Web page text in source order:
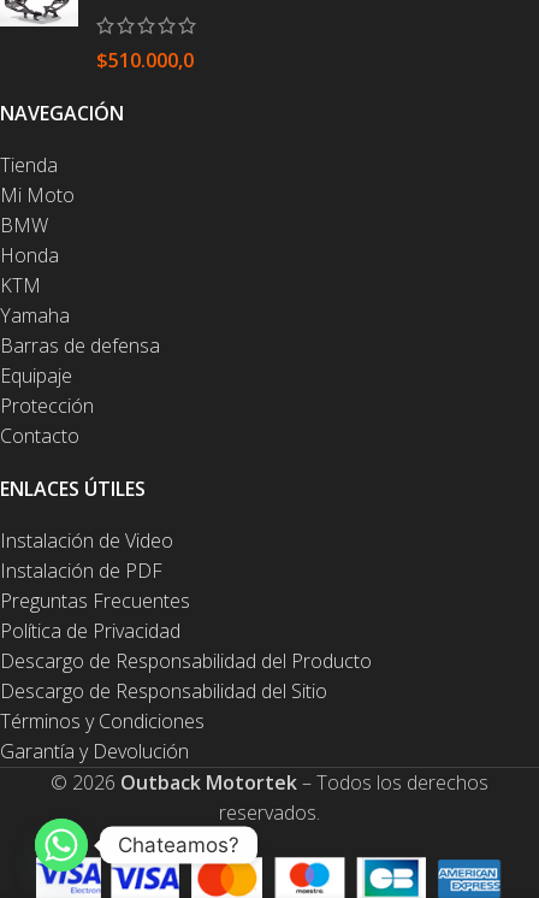
$510.000,0
NAVEGACIÓN
Tienda
Mi Moto
BMW
Honda
KTM
Yamaha
Barras de defensa
Equipaje
Protección
Contacto
ENLACES ÚTILES
Instalación de Video
Instalación de PDF
Preguntas Frecuentes
Política de Privacidad
Descargo de Responsabilidad del Producto
Descargo de Responsabilidad del Sitio
Términos y Condiciones
Garantía y Devolución
© 2026 Outback Motortek– Todos los derechos
reservados.
Chateamos?